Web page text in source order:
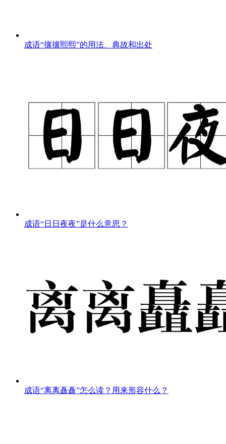
成语“攘攘熙熙”的用法、典故和出处
成语“日日夜夜”是什么意思？
成语“离离矗矗”怎么读？用来形容什么？